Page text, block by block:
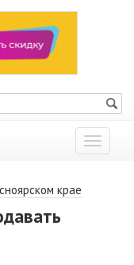
Показать
меню
крае